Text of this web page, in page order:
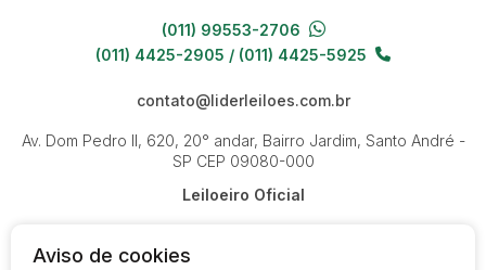
(011) 99553-2706
(011) 4425-2905 / (011) 4425-5925
contato@liderleiloes.com.br
Av. Dom Pedro II, 620, 20° andar, Bairro Jardim, Santo André -
SP CEP 09080-000
Leiloeiro Oficial
Aviso de cookies